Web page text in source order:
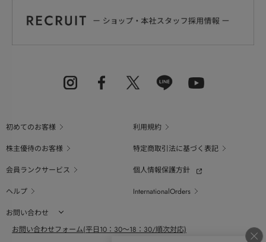
初めてのお客様
利用規約
株主優待のお客様
特定商取引法に基づく表記
会員ランクサービス
個人情報保護方針
ヘルプ
InternationalOrders
お問い合わせ
お問い合わせフォーム(平日10：30～18：30/順次対応)